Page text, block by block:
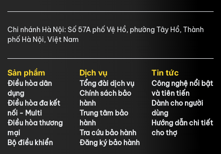
Chi nhánh Hà Nội: Số 57A phố Vệ Hồ, phường Tây Hồ, Thành
phố Hà Nội, Việt Nam
Sản phẩm
Điều hòa dân
dụng
Điều hòa đa kết
nối - Multi
Điều hòa thương
mại
Bộ điều khiển
Dịch vụ
Tổng đài dịch vụ
Chính sách bảo
hành
Trung tâm bảo
hành
Tra cứu bảo hành
Đăng ký bảo hành
Tin tức
Công nghệ nổi bật
và tiên tiến
Dành cho người
dùng
Hướng dẫn chi tiết
cho thợ